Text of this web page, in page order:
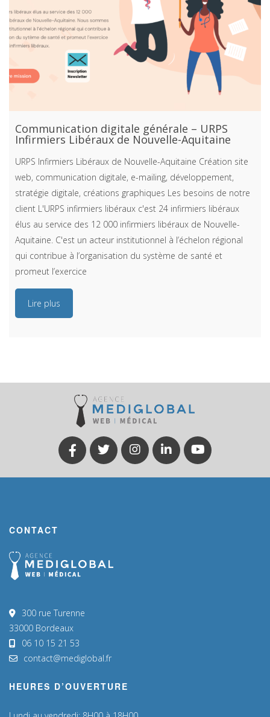
Communication digitale générale – URPS
Infirmiers Libéraux de Nouvelle-Aquitaine
URPS Infirmiers Libéraux de Nouvelle-Aquitaine Création site
web, communication digitale, e-mailing, développement,
stratégie digitale, créations graphiques Les besoins de notre
client L'URPS infirmiers libéraux c'est 24 infirmiers libéraux
élus au service des 12 000 infirmiers libéraux de Nouvelle-
Aquitaine. C'est un acteur institutionnel à l’échelon régional
qui contribue à l’organisation du système de santé et
promeut l’exercice
Lire plus
CONTACT
300 rue Turenne
33000 Bordeaux
06 10 15 21 53
contact@mediglobal.fr
HEURES D’OUVERTURE